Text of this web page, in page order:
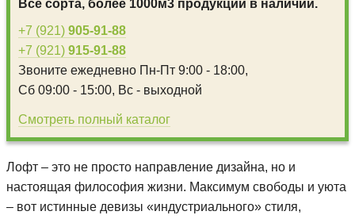
Все сорта, более 1000м3 продукции в наличии.
+7 (921) 905-91-88
+7 (921) 915-91-88
Звоните ежедневно Пн-Пт 9:00 - 18:00,
Сб 09:00 - 15:00, Вс - выходной
Смотреть полный каталог
Лофт – это не просто направление дизайна, но и
настоящая философия жизни. Максимум свободы и уюта
– вот истинные девизы «индустриального» стиля,